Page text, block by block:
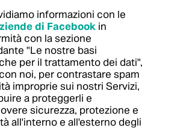
informazioni con le
di Facebook in
con la sezione
"Le nostre basi
per il trattamento dei dati",
noi, per contrastare spam
improprie sui nostri Servizi,
a proteggerli e
sicurezza, protezione e
all'interno e all'esterno degli